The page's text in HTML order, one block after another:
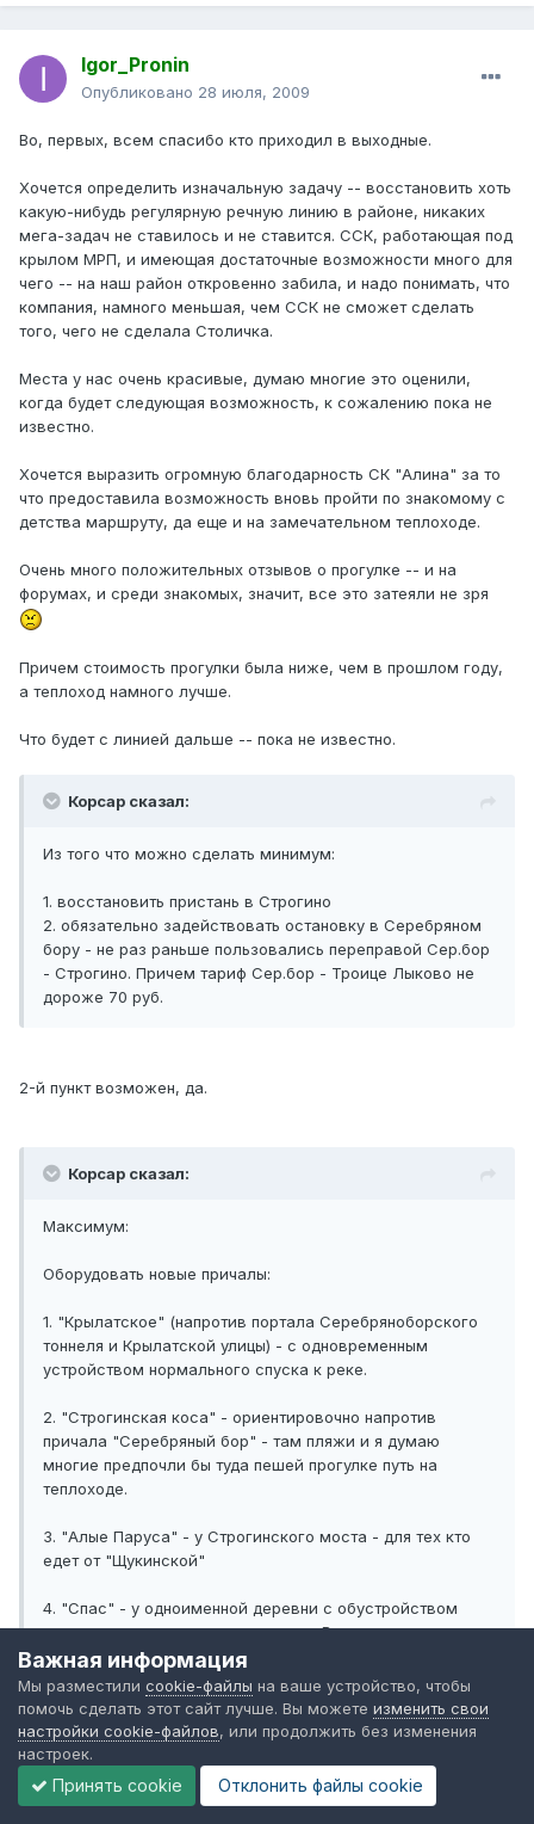
Igor_Pronin
Опубликовано 28 июля, 2009
Во, первых, всем спасибо кто приходил в выходные.
Хочется определить изначальную задачу -- восстановить хоть
какую-нибудь регулярную речную линию в районе, никаких
мега-задач не ставилось и не ставится. ССК, работающая под
крылом МРП, и имеющая достаточные возможности много для
чего -- на наш район откровенно забила, и надо понимать, что
компания, намного меньшая, чем ССК не сможет сделать
того, чего не сделала Столичка.
Места у нас очень красивые, думаю многие это оценили,
когда будет следующая возможность, к сожалению пока не
известно.
Хочется выразить огромную благодарность СК "Алина" за то
что предоставила возможность вновь пройти по знакомому с
детства маршруту, да еще и на замечательном теплоходе.
Очень много положительных отзывов о прогулке -- и на
форумах, и среди знакомых, значит, все это затеяли не зря
Причем стоимость прогулки была ниже, чем в прошлом году,
а теплоход намного лучше.
Что будет с линией дальше -- пока не известно.
Корсар сказал:
Из того что можно сделать минимум:
1. восстановить пристань в Строгино
2. обязательно задействовать остановку в Серебряном
бору - не раз раньше пользовались переправой Сер.бор
- Строгино. Причем тариф Сер.бор - Троице Лыково не
дороже 70 руб.
2-й пункт возможен, да.
Корсар сказал:
Максимум:
Оборудовать новые причалы:
1. "Крылатское" (напротив портала Серебряноборского
тоннеля и Крылатской улицы) - с одновременным
устройством нормального спуска к реке.
2. "Строгинская коса" - ориентировочно напротив
причала "Серебряный бор" - там пляжи и я думаю
многие предпочли бы туда пешей прогулке путь на
теплоходе.
3. "Алые Паруса" - у Строгинского моста - для тех кто
едет от "Щукинской"
4. "Спас" - у одноименной деревни с обустройством
подходов со стороны остановки от Волоколамского
шоссе.
5. "Крокус- Сити" у одноименного комплекса. В будущем
там будет ближайшая станция метро - "Мякининская"
6. "Павшинская пойма" у одноименного микрорайона и
горнолыжного спуска
Важная информация
Мы разместили cookie-файлы на ваше устройство, чтобы
помочь сделать этот сайт лучше. Вы можете изменить свои
настройки cookie-файлов, или продолжить без изменения
настроек.
Принять cookie Отклонить файлы сookie